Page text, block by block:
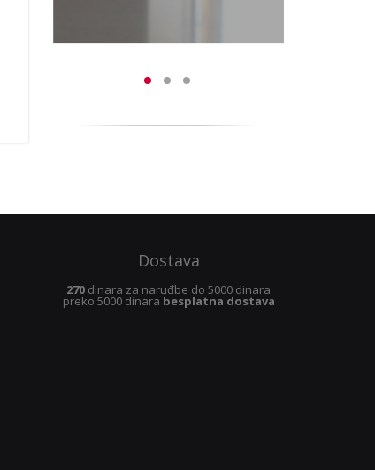
Dostava
270 dinara za naruđbe do 5000 dinara
preko 5000 dinara besplatna dostava